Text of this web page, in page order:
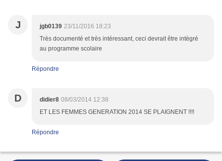
J jgb0139 23/11/2016 18:23
Très documenté et très intéressant, ceci devrait être intégré
au programme scolaire
Répondre
D didier8 08/03/2014 12:38
ET LES FEMMES GENERATION 2014 SE PLAIGNENT !!!!
Répondre